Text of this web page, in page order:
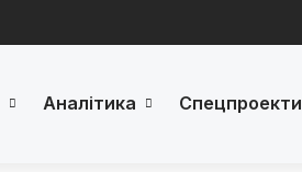
Аналітика Спецпроекти